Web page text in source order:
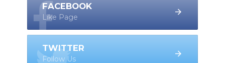
FACEBOOK
Like Page
TWITTER
Follow Us